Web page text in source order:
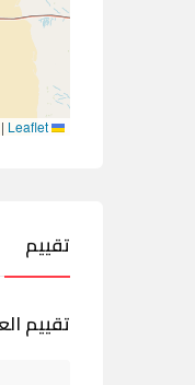
|
تقييم
تقييم